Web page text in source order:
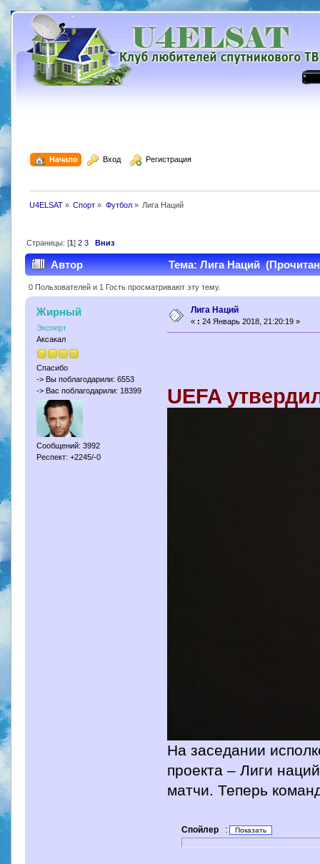
Начало Вход Регистрация
U4ELSAT» Спорт » Футбол» Лига Наций
Страницы: [1] 2 3 Вниз
Автор Тема: Лига Наций
0 Пользователей и 1 Гость просматривают эту тему.
Жирный
Эксперт
Аксакал
Спасибо
-> Вы поблагодарили: 6553
-> Вас поблагодарили: 18399
Сообщений: 3992
Респект: +2245/-0
Лига Наций
« : 24 Январь 2018, 21:20:19 »
UEFA
На заседании
проекта – Лиги
матчи. Теперь
Спойлер :